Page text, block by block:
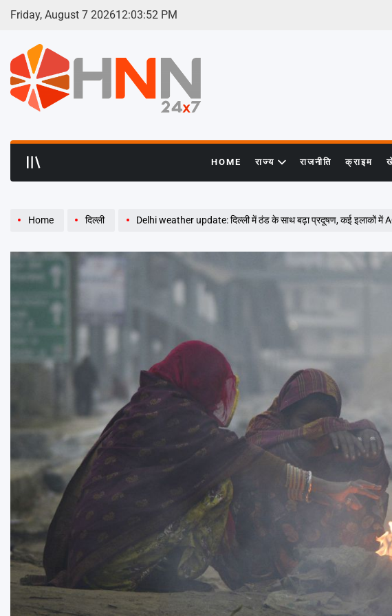
Skip
Friday, August 7 202612:03:54 PM
HOME राज्य राजनीति क्राइम
Home दिल्ली Delhi weather update: दिल्ली में ठंड के साथ बढ़ा प्रदूषण, कई इलाकों में